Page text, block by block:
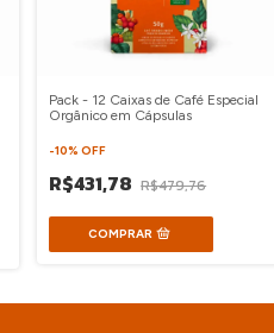
Pack - 12 Caixas de Café Especial
Orgânico em Cápsulas
-10%OFF
R$431,78 R$479,76